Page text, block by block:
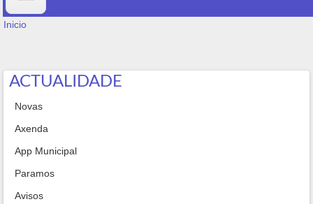
Formulario de búsqueda
Inicio
ACTUALIDADE
Novas
Axenda
App Municipal
Paramos
Avisos